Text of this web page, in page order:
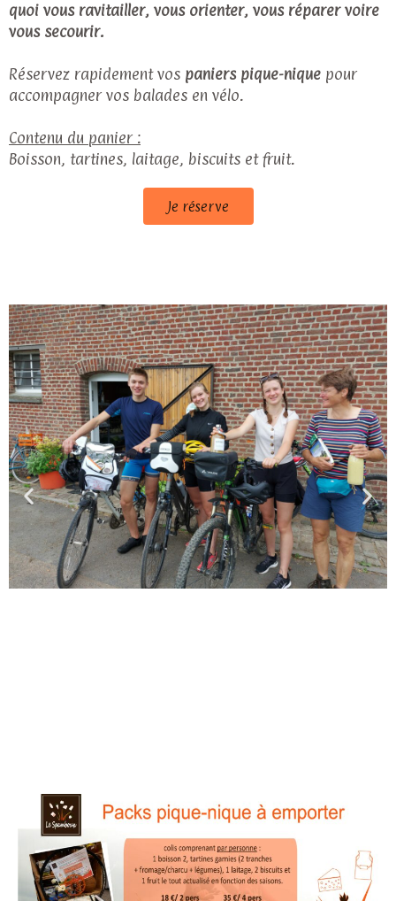
quoi vous ravitailler, vous orienter, vous réparer voire
vous secourir.
Réservez rapidement vos paniers pique-nique pour
accompagner vos balades en vélo.
Contenu du panier :
Boisson, tartines, laitage, biscuits et fruit.
Je réserve